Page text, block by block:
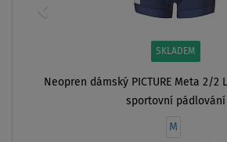
SKLADEM
Neopren dámský PICTURE Meta 2/2
sportovní pádlování
M